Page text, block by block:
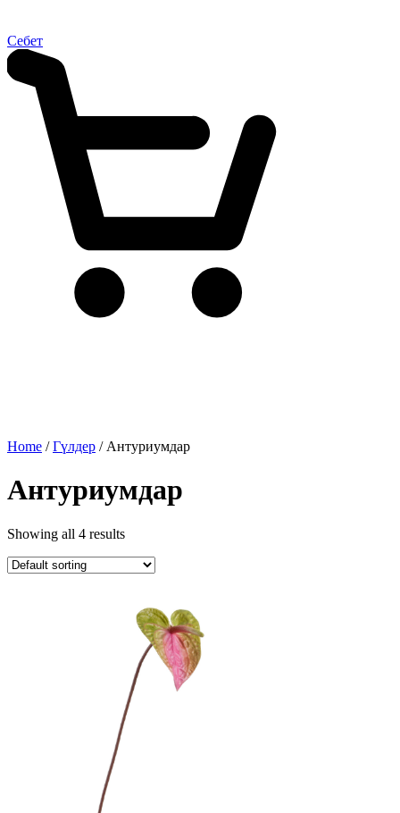
Себет
Home /Гүлдер / Антуриумдар
Антуриумдар
Showing all 4 results